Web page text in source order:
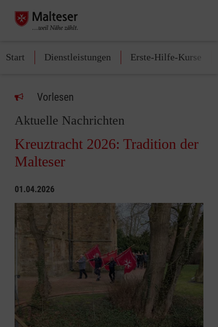
Start Dienstleistungen Erste-Hilfe-Kurse
Vorlesen
Aktuelle Nachrichten
Kreuztracht 2026: Tradition der
Malteser
01.04.2026